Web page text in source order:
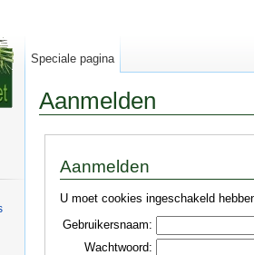
Aanmelden
Aanmelden
U moet cookies ingeschakeld
Gebruikersnaam:
Wachtwoord:
Speciale pagina